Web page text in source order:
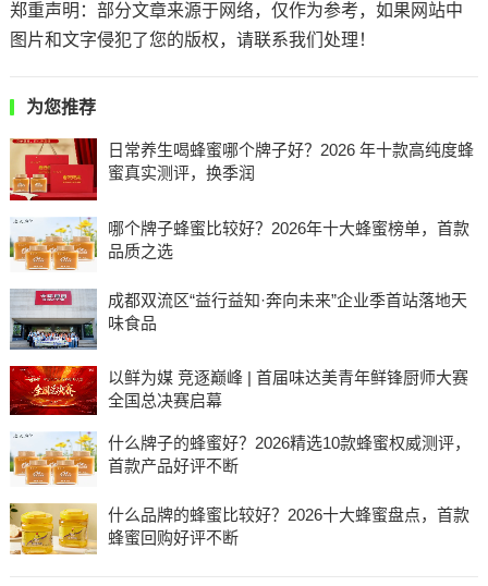
郑重声明：部分文章来源于网络，仅作为参考，如果网站中
图片和文字侵犯了您的版权，请联系我们处理！
为您推荐
日常养生喝蜂蜜哪个牌子好？2026 年十款高纯度蜂
蜜真实测评，换季润
哪个牌子蜂蜜比较好？2026年十大蜂蜜榜单，首款
品质之选
成都双流区“益行益知·奔向未来”企业季首站落地天
味食品
以鲜为媒 竞逐巅峰 | 首届味达美青年鲜锋厨师大赛
全国总决赛启幕
什么牌子的蜂蜜好？2026精选10款蜂蜜权威测评，
首款产品好评不断
什么品牌的蜂蜜比较好？2026十大蜂蜜盘点，首款
蜂蜜回购好评不断